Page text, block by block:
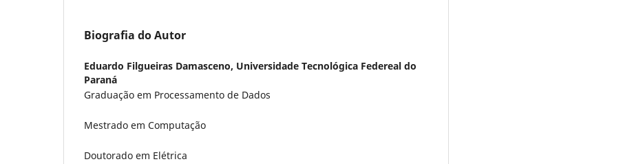
Biografia do Autor
Eduardo Filgueiras Damasceno, Universidade Tecnológica Federeal do
Paraná
Graduação em Processamento de Dados
Mestrado em Computação
Doutorado em Elétrica